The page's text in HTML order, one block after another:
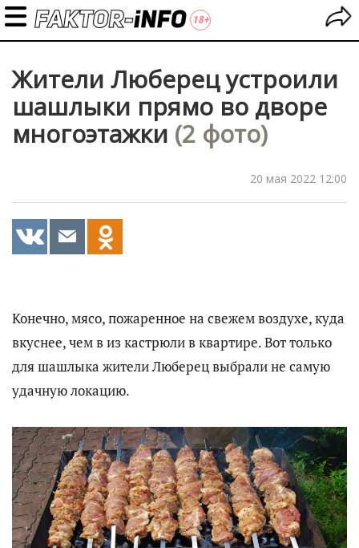
Жители Люберец устроили
шашлыки прямо во дворе
многоэтажки (2 фото)
20 мая 2022 12:00
Конечно, мясо, пожаренное на свежем воздухе, куда
вкуснее, чем в из кастрюли в квартире. Вот только
для шашлыка жители Люберец выбрали не самую
удачную локацию.